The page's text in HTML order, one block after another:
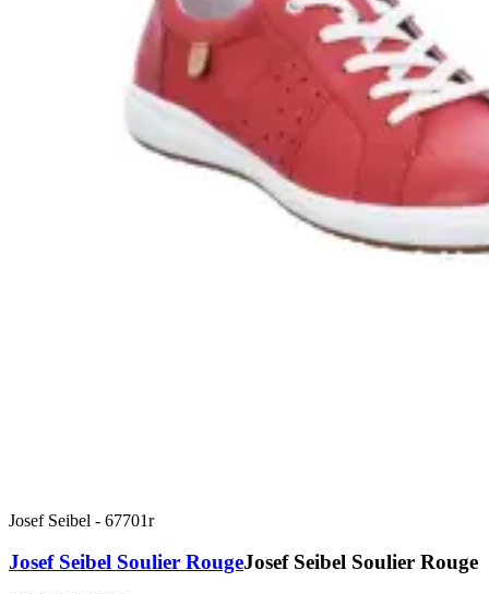
Josef Seibel - 67701r
Josef Seibel Soulier RougeJosef Seibel Soulier Rouge